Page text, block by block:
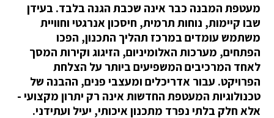
מעטפת המבנה כבר אינה שכבת הגנה בלבד. בעידן
שבו קיימות, נוחות תרמית, חיסכון אנרגטי וחוויית
משתמש עומדים במרכז תהליך התכנון, הפכו
הפתחים, מערכות האלומיניום, הזיגוג וקירות המסך
לאחד המרכיבים המשפיעים ביותר על הצלחת
הפרויקט. עבור אדריכלים ומעצבי פנים, ההבנה של
טכנולוגיות המעטפת החדשות אינה רק יתרון מקצועי -
אלא חלק בלתי נפרד מתכנון איכותי, יעיל ועתידני.